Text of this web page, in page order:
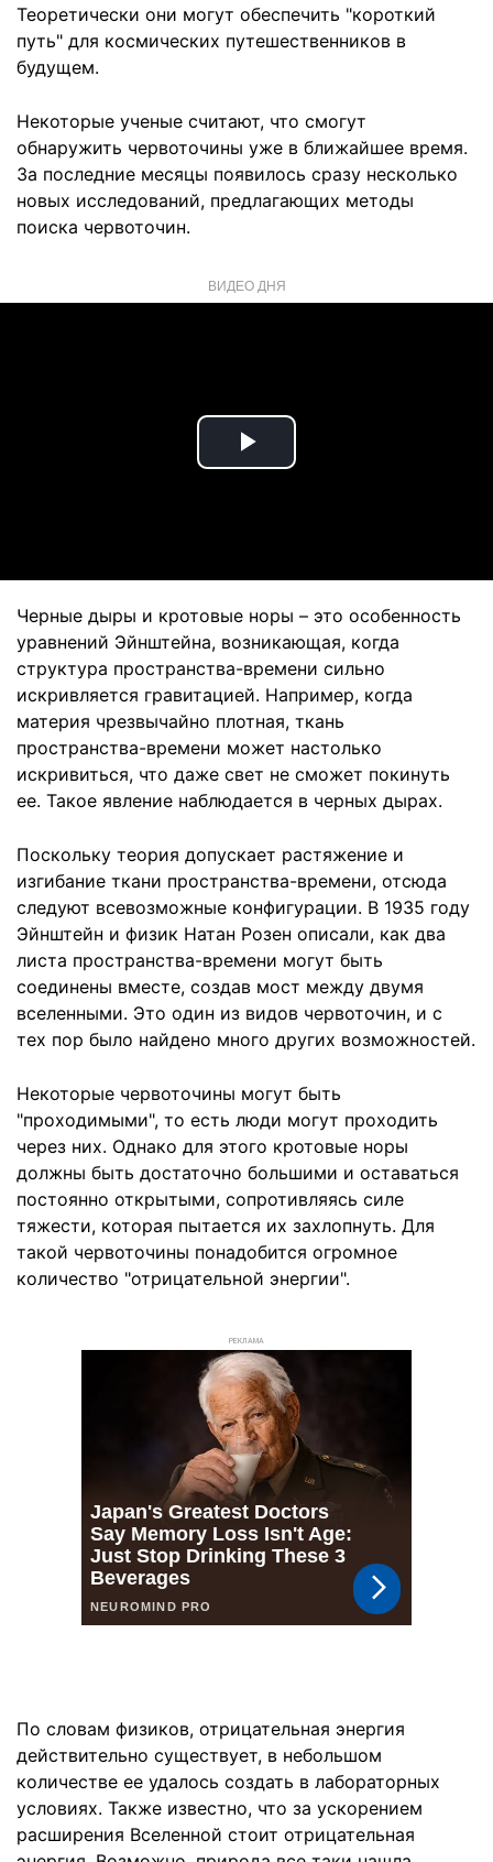
Теоретически они могут обеспечить "короткий
путь" для космических путешественников в
будущем.
Некоторые ученые считают, что смогут
обнаружить червоточины уже в ближайшее время.
За последние месяцы появилось сразу несколько
новых исследований, предлагающих методы
поиска червоточин.
ВИДЕО ДНЯ
Play
Черные дыры и кротовые норы – это особенность
уравнений Эйнштейна, возникающая, когда
структура пространства-времени сильно
искривляется гравитацией. Например, когда
материя чрезвычайно плотная, ткань
пространства-времени может настолько
искривиться, что даже свет не сможет покинуть
ее. Такое явление наблюдается в черных дырах.
Поскольку теория допускает растяжение и
изгибание ткани пространства-времени, отсюда
следуют всевозможные конфигурации. В 1935 году
Эйнштейн и физик Натан Розен описали, как два
листа пространства-времени могут быть
соединены вместе, создав мост между двумя
вселенными. Это один из видов червоточин, и с
тех пор было найдено много других возможностей.
Некоторые червоточины могут быть
"проходимыми", то есть люди могут проходить
через них. Однако для этого кротовые норы
должны быть достаточно большими и оставаться
постоянно открытыми, сопротивляясь силе
тяжести, которая пытается их захлопнуть. Для
такой червоточины понадобится огромное
количество "отрицательной энергии".
РЕКЛАМА
По словам физиков, отрицательная энергия
действительно существует, в небольшом
количестве ее удалось создать в лабораторных
условиях. Также известно, что за ускорением
расширения Вселенной стоит отрицательная